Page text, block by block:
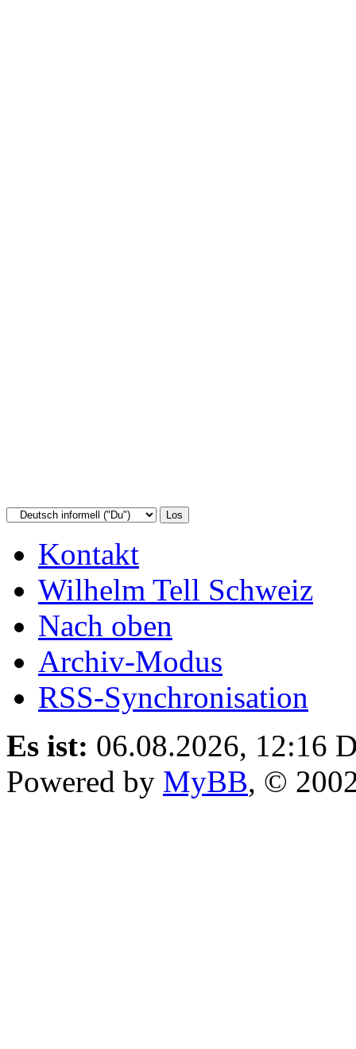
Kontakt
Wilhelm Tell Schweiz
Nach oben
Archiv-Modus
RSS-Synchronisation
Es ist: 06.08.2026, 12:16
Powered by MyBB, ©